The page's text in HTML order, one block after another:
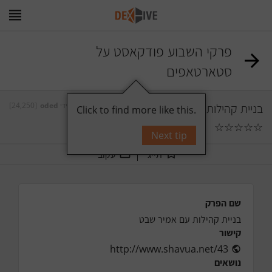
פרקי השבוע פודקאסט על
סטארטאפים
בניית קהילות עם אמיר שבט
☆
☆
☆
☆
☆
0 תגובות
תייג עקוב
שם הפרק
בניית קהילות עם אמיר שבט
קישור
http://www.shavua.net/43
נושאים
Click to find more like this.
Next tip